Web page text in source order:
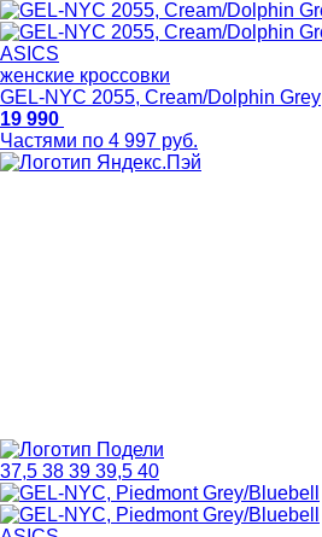
ASICS
женские кроссовки
GEL-NYC 2055, Cream/Dolphin Grey
19 990
Частями по 4 997 руб.
37,5 38 39 39,5 40